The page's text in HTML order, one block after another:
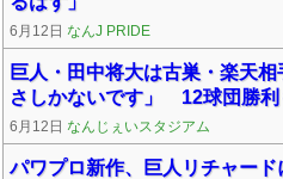
6月12日 なんJ PRIDE
巨人・田中将大は古巣・楽天
さしかないです」 12球団勝利
6月12日 なんじぇいスタジアム
パワプロ新作、巨人リチャー